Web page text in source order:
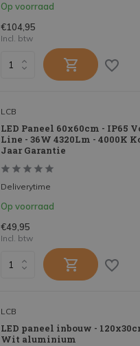
Op voorraad
€104,95
Incl. btw
LCB
LED Paneel 60x60cm - IP65
Line - 36W 4320Lm - 4000K
Jaar Garantie
Deliverytime
Op voorraad
€49,95
Incl. btw
LCB
LED paneel inbouw -
Wit aluminium